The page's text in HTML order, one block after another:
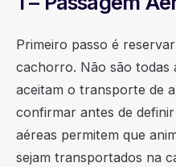
Primeiro passo é
cachorro. Não são todas
aceitam o transporte de
confirmar antes de
aéreas permitem que
sejam transportados na